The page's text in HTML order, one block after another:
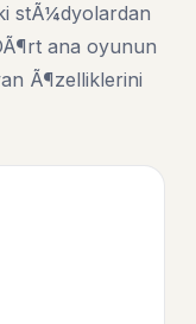
stÃ¼dyolardan
ana oyunun
Ã¶zelliklerini